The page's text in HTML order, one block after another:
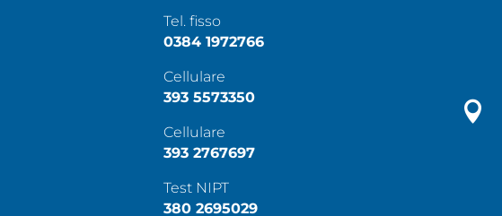
Tel. fisso
0384 1972766
Cellulare
393 5573350
Cellulare
393 2767697
Test NIPT
380 2695029
